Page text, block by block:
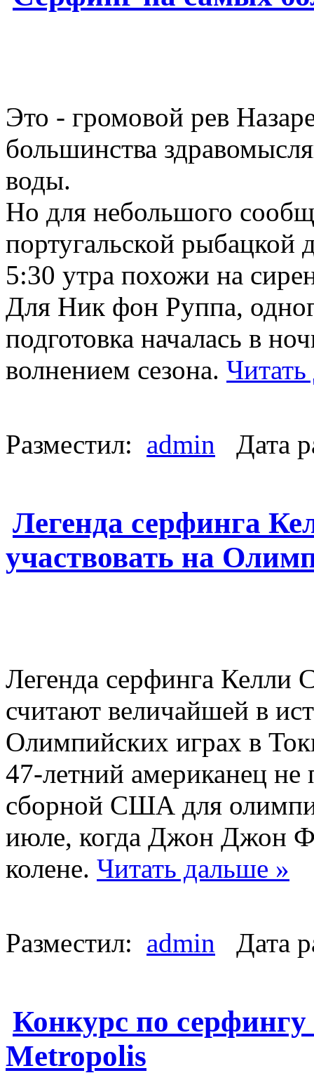
Это - громовой рев
большинства
воды.
Но для небольшого
португальской рыбацкой
5:30 утра похожи на
Для Ник фон Руппа,
подготовка началась в
волнением сезона.
Разместил: admin Дата
Легенда серфинга
участвовать на
Легенда серфинга Келли
считают величайшей в
Олимпийских играх в
47-летний американец не
сборной США для
июле, когда Джон Джон
колене. Читать дальше »
Разместил: admin Дата
Конкурс по
Metropolis